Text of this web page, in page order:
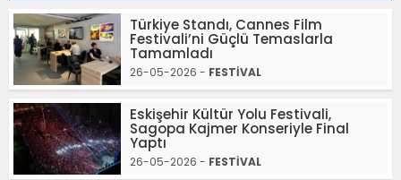
Türkiye Standı, Cannes Film
Festivali’ni Güçlü Temaslarla
Tamamladı
26-05-2026 - FESTİVAL
Eskişehir Kültür Yolu Festivali,
Sagopa Kajmer Konseriyle Final
Yaptı
26-05-2026 - FESTİVAL